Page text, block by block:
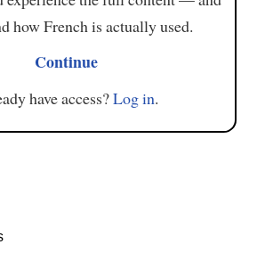
how French is actually used.
Continue
have access?Log in.